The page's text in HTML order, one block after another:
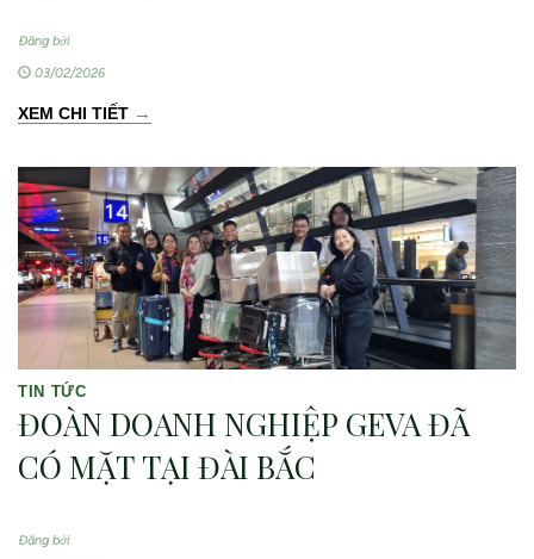
Đăng bởi
03/02/2026
XEM CHI TIẾT →
TIN TỨC
ĐOÀN DOANH NGHIỆP GEVA ĐÃ
CÓ MẶT TẠI ĐÀI BẮC
Đăng bởi